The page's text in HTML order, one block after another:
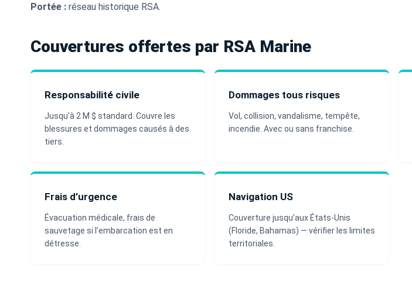
Portée : réseau historique RSA.
Couvertures offertes par RSA Marine
Responsabilité civile
Jusqu’à 2 M $ standard. Couvre les
blessures et dommages causés à des
tiers.
Dommages tous risques
Vol, collision, vandalisme, tempête,
incendie. Avec ou sans franchise.
Frais d’urgence
Évacuation médicale, frais de
sauvetage si l’embarcation est en
détresse.
Navigation US
Couverture jusqu’aux États-Unis
(Floride, Bahamas) — vérifier les limites
territoriales.